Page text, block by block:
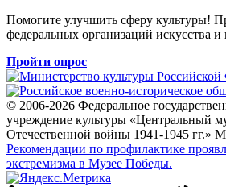
Помогите улучшить сферу культуры!
федеральных организаций искусства и
Пройти опрос
© 2006-2026 Федеральное
учреждение культуры «Центральный
Отечественной войны 1941-1945 гг.»
Рекомендации по профилактике
экстремизма в Музее Победы.